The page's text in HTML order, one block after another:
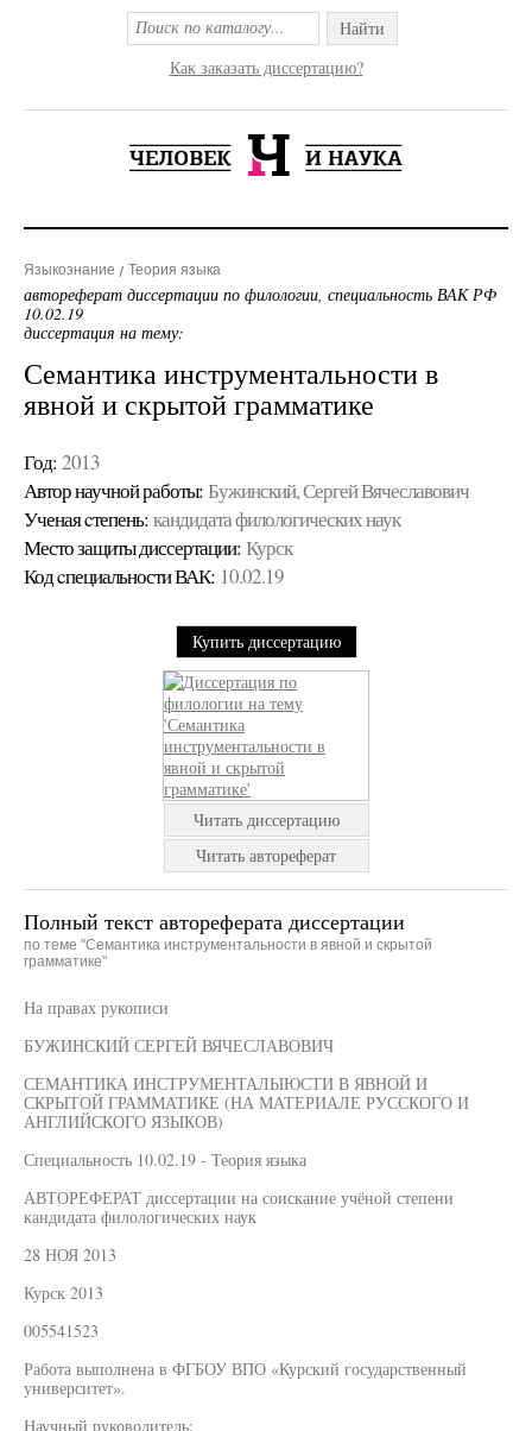
Найти
Как заказать диссертацию?
Языкознание Теория языка
автореферат диссертации по филологии, специальность ВАК РФ
10.02.19
диссертация на тему:
Семантика инструментальности в
явной и скрытой грамматике
Год: 2013
Автор научной работы: Бужинский, Сергей Вячеславович
Ученая cтепень: кандидата филологических наук
Место защиты диссертации: Курск
Код cпециальности ВАК: 10.02.19
Купить диссертацию
Читать диссертацию
Читать автореферат
Полный текст автореферата диссертации
по теме "Семантика инструментальности в явной и скрытой
грамматике"
На правах рукописи
БУЖИНСКИЙ СЕРГЕЙ ВЯЧЕСЛАВОВИЧ
СЕМАНТИКА ИНСТРУМЕНТАЛЫЮСТИ В ЯВНОЙ И
СКРЫТОЙ ГРАММАТИКЕ (НА МАТЕРИАЛЕ РУССКОГО И
АНГЛИЙСКОГО ЯЗЫКОВ)
Специальность 10.02.19 - Теория языка
АВТОРЕФЕРАТ диссертации на соискание учёной степени
кандидата филологических наук
28 НОЯ 2013
Курск 2013
005541523
Работа выполнена в ФГБОУ ВПО «Курский государственный
университет».
Научный руководитель: